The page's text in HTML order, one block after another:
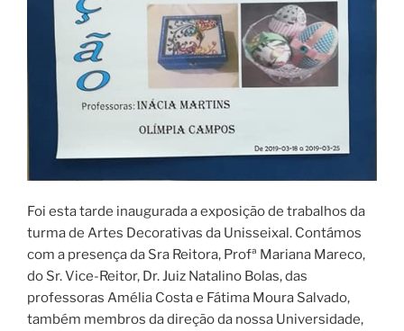
Foi esta tarde inaugurada a exposição de trabalhos da
turma de Artes Decorativas da Unisseixal. Contámos
com a presença da Sra Reitora, Profª Mariana Mareco,
do Sr. Vice-Reitor, Dr. Juiz Natalino Bolas, das
professoras Amélia Costa e Fátima Moura Salvado,
também membros da direção da nossa Universidade,